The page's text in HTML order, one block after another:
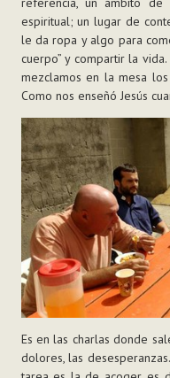
espiritual; un lugar de
le da ropa y algo para
cuerpo” y compartir la
mezclamos en la mesa
Como nos enseñó Jesús
Es en las charlas donde
dolores, las